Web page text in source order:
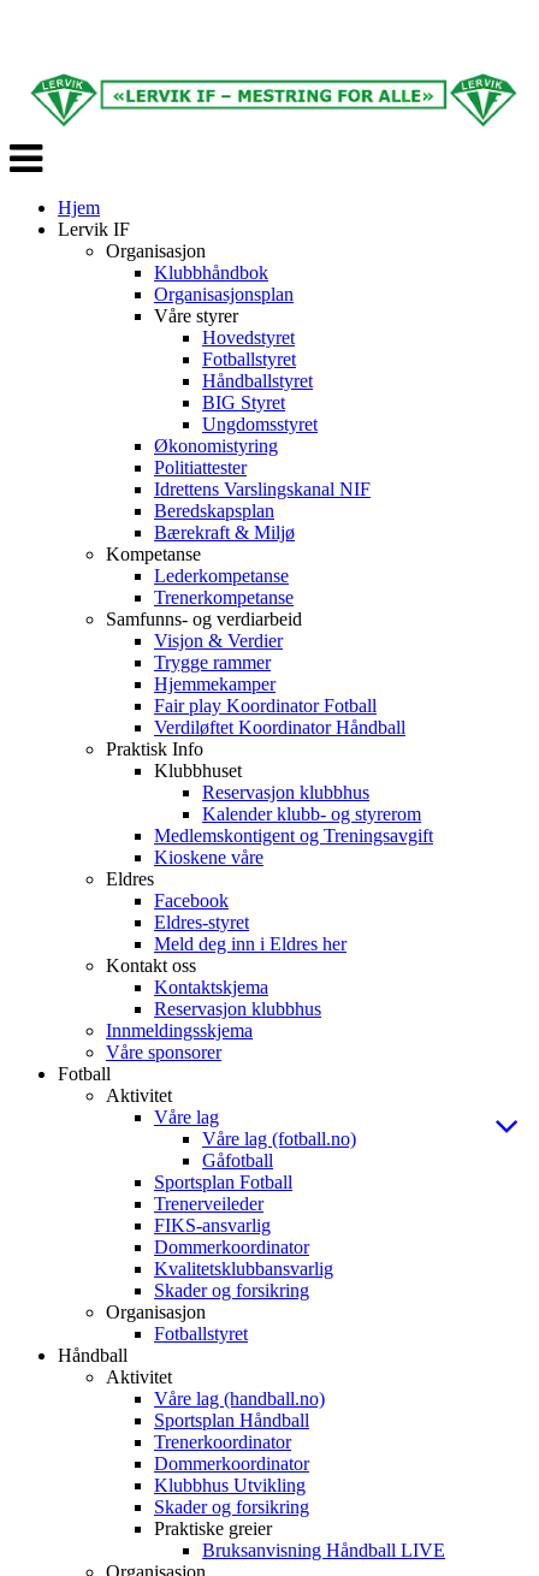
Veksle
navigasjon
Hjem
Lervik IF
Organisasjon
Klubbhåndbok
Organisasjonsplan
Våre styrer
Hovedstyret
Fotballstyret
Håndballstyret
BIG Styret
Ungdomsstyret
Økonomistyring
Politiattester
Idrettens Varslingskanal NIF
Beredskapsplan
Bærekraft & Miljø
Kompetanse
Lederkompetanse
Trenerkompetanse
Samfunns- og verdiarbeid
Visjon & Verdier
Trygge rammer
Hjemmekamper
Fair play Koordinator Fotball
Verdiløftet Koordinator Håndball
Praktisk Info
Klubbhuset
Reservasjon klubbhus
Kalender klubb- og styrerom
Medlemskontigent og Treningsavgift
Kioskene våre
Eldres
Facebook
Eldres-styret
Meld deg inn i Eldres her
Kontakt oss
Kontaktskjema
Reservasjon klubbhus
Innmeldingsskjema
Våre sponsorer
Fotball
Aktivitet
Våre lag
Våre lag (fotball.no)
Gåfotball
Sportsplan Fotball
Trenerveileder
FIKS-ansvarlig
Dommerkoordinator
Kvalitetsklubbansvarlig
Skader og forsikring
Organisasjon
Fotballstyret
Håndball
Aktivitet
Våre lag (handball.no)
Sportsplan Håndball
Trenerkoordinator
Dommerkoordinator
Klubbhus Utvikling
Skader og forsikring
Praktiske greier
Bruksanvisning Håndball LIVE
Organisasjon